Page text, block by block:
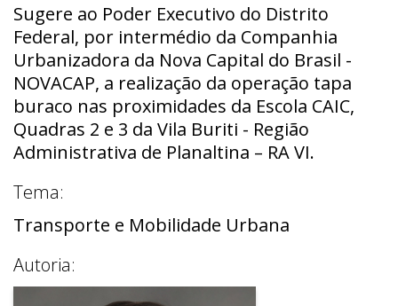
Sugere ao Poder Executivo do Distrito
Federal, por intermédio da Companhia
Urbanizadora da Nova Capital do Brasil -
NOVACAP, a realização da operação tapa
buraco nas proximidades da Escola CAIC,
Quadras 2 e 3 da Vila Buriti - Região
Administrativa de Planaltina – RA VI.
Tema:
Transporte e Mobilidade Urbana
Autoria: